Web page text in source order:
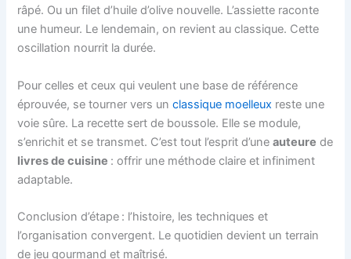
râpé. Ou un filet d’huile d’olive nouvelle. L’assiette raconte
une humeur. Le lendemain, on revient au classique. Cette
oscillation nourrit la durée.
Pour celles et ceux qui veulent une base de référence
éprouvée, se tourner vers unclassique moelleux reste une
voie sûre. La recette sert de boussole. Elle se module,
s’enrichit et se transmet. C’est tout l’esprit d’uneauteure de
livres de cuisine : offrir une méthode claire et infiniment
adaptable.
Conclusion d’étape : l’histoire, les techniques et
l’organisation convergent. Le quotidien devient un terrain
de jeu gourmand et maîtrisé.